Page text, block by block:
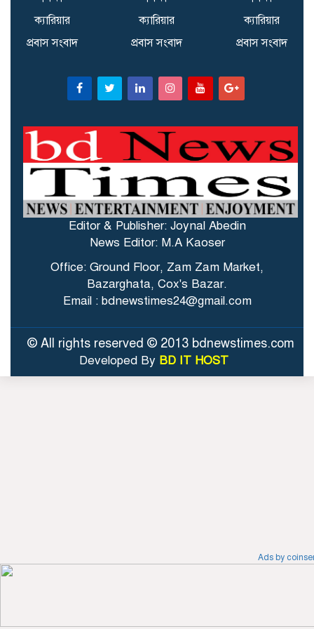
ক্যারিয়ার
প্রবাস সংবাদ
ক্যারিয়ার
প্রবাস সংবাদ
ক্যারিয়ার
প্রবাস সংবাদ
Editor & Publisher: Joynal Abedin
News Editor: M.A Kaoser
Office: Ground Floor, Zam Zam Market,
Bazarghata, Cox's Bazar.
Email : bdnewstimes24@gmail.com
© All rights reserved © 2013 bdnewstimes.com
Developed By BD IT HOST
Ads by